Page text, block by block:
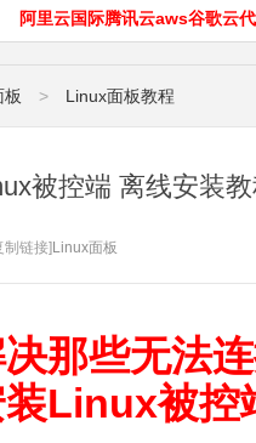
阿里云国际腾讯云aws谷歌云
板 > Linux面板教程
被控端 离线安装
Linux面板
制链接]
那些无法
Linux被控